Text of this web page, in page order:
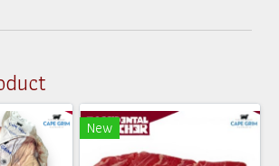
New